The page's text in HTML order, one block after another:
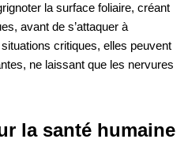
la surface foliaire, créant
avant de s’attaquer à
critiques, elles peuvent
ne laissant que les nervures
la santé humaine